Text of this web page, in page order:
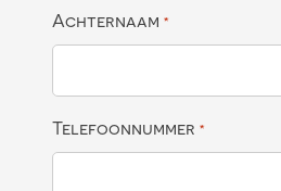
Achternaam *
Telefoonnummer *